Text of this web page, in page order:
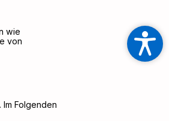
wie
von
Folgenden